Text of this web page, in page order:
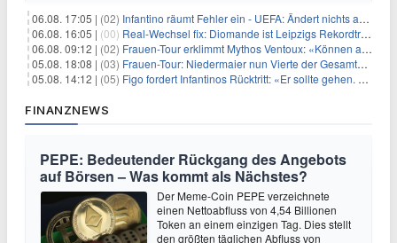
06.08. 17:05 | (02) Infantino räumt Fehler ein - UEFA: Ändert nichts an Boykott
06.08. 16:05 | (00) Real-Wechsel fix: Diomande ist Leipzigs Rekordtransfer
06.08. 09:12 | (02) Frauen-Tour erklimmt Mythos Ventoux: «Können alles schaffen»
05.08. 18:08 | (03) Frauen-Tour: Niedermaier nun Vierte der Gesamtwertung
05.08. 14:12 | (05) Figo fordert Infantinos Rücktritt: «Er sollte gehen. Jetzt»
FINANZNEWS
PEPE: Bedeutender Rückgang des Angebots
auf Börsen – Was kommt als Nächstes?
Der Meme-Coin PEPE verzeichnete
einen Nettoabfluss von 4,54 Billionen
Token an einem einzigen Tag. Dies stellt
den größten täglichen Abfluss von